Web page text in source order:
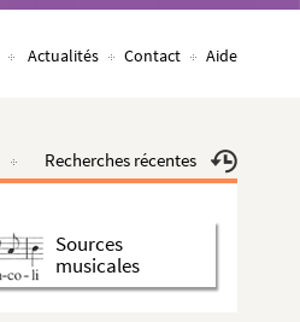
Actualités Contact Aide
Recherches récentes
Sources
musicales